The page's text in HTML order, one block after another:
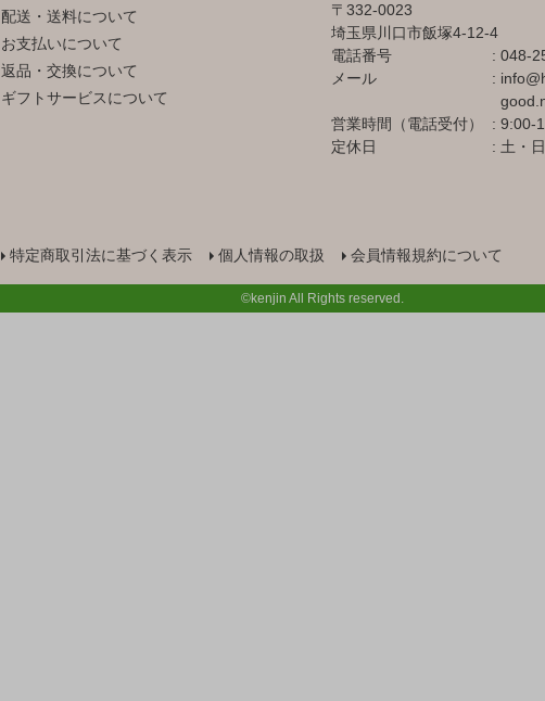
配送・送料について
お支払いについて
返品・交換について
ギフトサービスについて
332-0023
埼玉県川口市飯塚4-12-4
電話番号
048-
メール
営業時間（電話受付）
9:00-
定休日
土・
特定商取引法に基づく表示 個人情報の取扱 会員情報規約について
©kenjin All Rights reserved.